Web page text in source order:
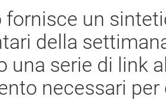
fornisce un
della
una serie di link
necessari